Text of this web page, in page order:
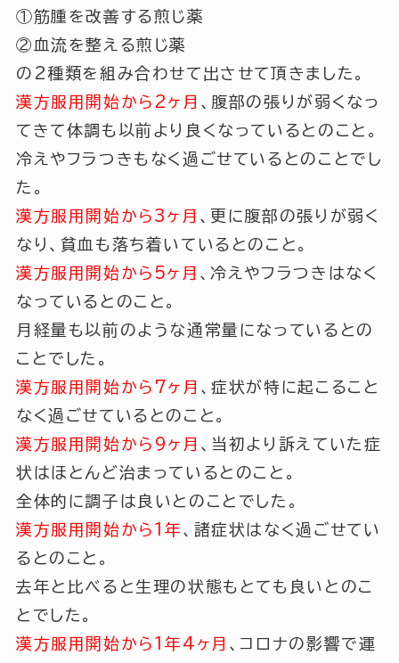
①筋腫を改善する煎じ薬
②血流を整える煎じ薬
の2種類を組み合わせて出させて頂きました。
漢方服用開始から2ヶ月 、腹部の張りが弱くなっ
てきて体調も以前より良くなっているとのこと。
冷えやフラつきもなく過ごせているとのことでし
た。
漢方服用開始から3ヶ月 、更に腹部の張りが弱く
なり、貧血も落ち着いているとのこと。
漢方服用開始から5ヶ月 、冷えやフラつきはなく
なっているとのこと。
月経量も以前のような通常量になっているとの
ことでした。
漢方服用開始から7ヶ月 、症状が特に起こること
なく過ごせているとのこと。
漢方服用開始から9ヶ月 、当初より訴えていた症
状はほとんど治まっているとのこと。
全体的に調子は良いとのことでした。
漢方服用開始から1年 、諸症状はなく過ごせてい
るとのこと。
去年と比べると生理の状態もとても良いとのこ
とでした。
漢方服用開始から1年4ヶ月 、コロナの影響で運